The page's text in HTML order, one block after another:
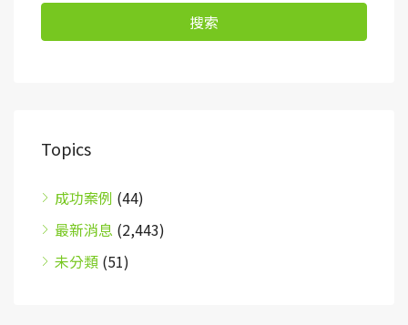
搜索
Topics
成功案例 (44)
最新消息 (2,443)
未分類 (51)